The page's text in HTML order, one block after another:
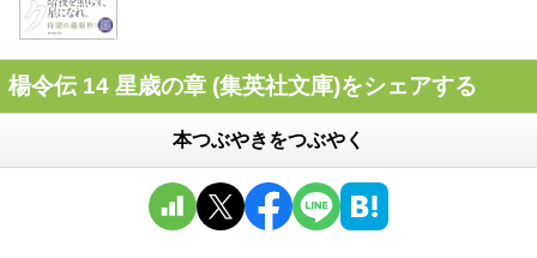
楊令伝 14 星歳の章 (集英社文庫)をシェアする
本つぶやきをつぶやく